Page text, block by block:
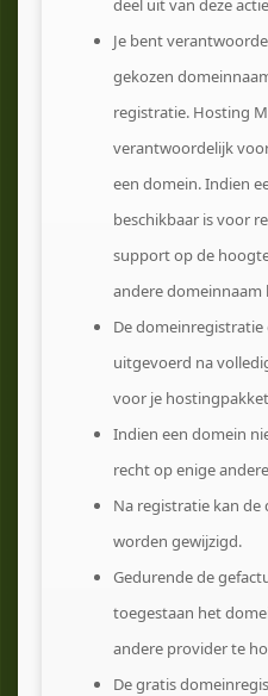
deel uit van deze
Je bent
gekozen
registratie. Hosting
verantwoordelijk
een domein. Indien
beschikbaar is voor
support op de
andere domeinnaam
De
uitgevoerd na
voor je
Indien een domein
recht op enige
Na registratie kan
worden gewijzigd.
Gedurende de
toegestaan het
andere provider te
De gratis